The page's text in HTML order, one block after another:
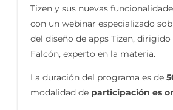
Tizen y sus nuevas
con un webinar especializado
del diseño de apps Tizen,
Falcón, experto en la materia.
La duración del programa es de
modalidad de participación es